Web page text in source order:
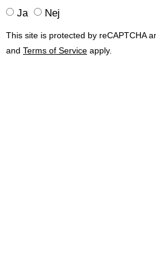
Ja Nej
This site is protected by reCAPTCHA
and Terms of Service apply.